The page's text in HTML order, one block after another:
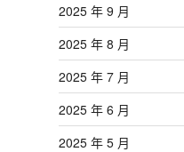
2025 年 9 月
2025 年 8 月
2025 年 7 月
2025 年 6 月
2025 年 5 月